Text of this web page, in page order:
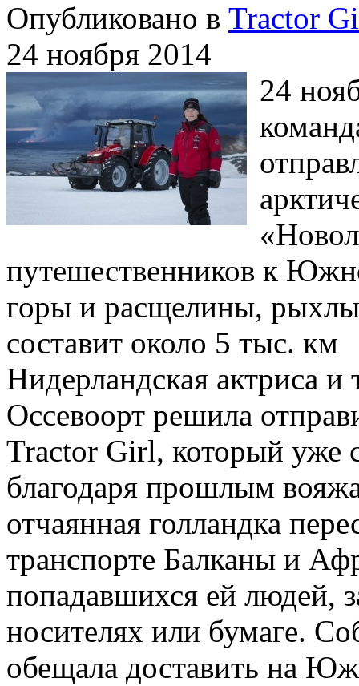
Опубликовано в Tractor
24 ноября 2014
24
путешественников к
горы и расщелины,
составит около 5 тыс. км
Нидерландская актриса и
Оссевоорт решила
Tractor Girl, который уже
благодаря прошлым
отчаянная голландка
транспорте Балканы и
попадавшихся ей людей,
носителях или бумаге.
обещала доставить на